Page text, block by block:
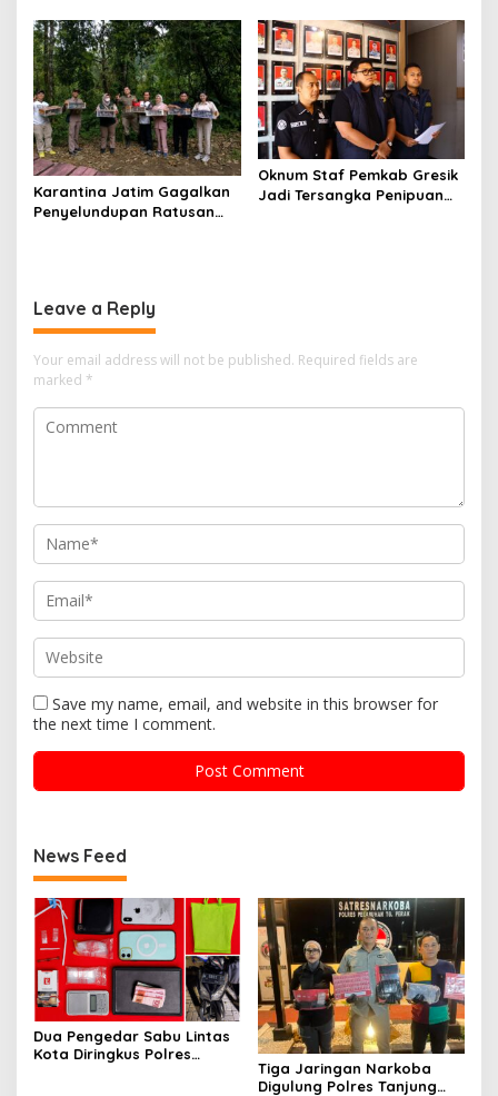
Lamongan
Karantina Jatim Gagalkan
Penyelundupan Ratusan
Oknum Staf Pemkab Gresik
Jadi Tersangka Penipuan
Leave a Reply
Your email address will not be published. Required fields are
marked *
Save my name, email, and website in this browser for
the next time I comment.
News Feed
Dua Pengedar Sabu Lintas
Kota Diringkus Polres
Tiga Jaringan Narkoba
Digulung Polres Tanjung